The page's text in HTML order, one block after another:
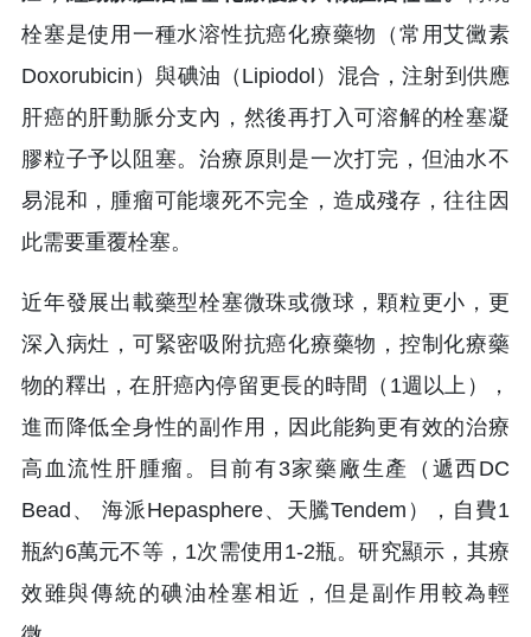
栓塞是使用一種水溶性抗癌化療藥物（常用艾黴素
Doxorubicin）與碘油（Lipiodol）混合，注射到供應
肝癌的肝動脈分支內，然後再打入可溶解的栓塞凝
膠粒子予以阻塞。治療原則是一次打完，但油水不
易混和，腫瘤可能壞死不完全，造成殘存，往往因
此需要重覆栓塞。
近年發展出載藥型栓塞微珠或微球，顆粒更小，更
深入病灶，可緊密吸附抗癌化療藥物，控制化療藥
物的釋出，在肝癌內停留更長的時間（1週以上），
進而降低全身性的副作用，因此能夠更有效的治療
高血流性肝腫瘤。目前有3家藥廠生產（遞西DC
Bead、 海派Hepasphere、天騰Tendem），自費1
瓶約6萬元不等，1次需使用1-2瓶。研究顯示，其療
效雖與傳統的碘油栓塞相近，但是副作用較為輕